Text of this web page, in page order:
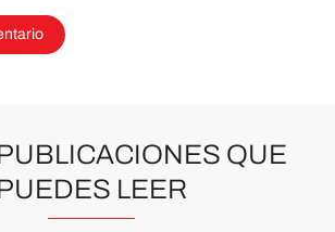
QUE
LEER